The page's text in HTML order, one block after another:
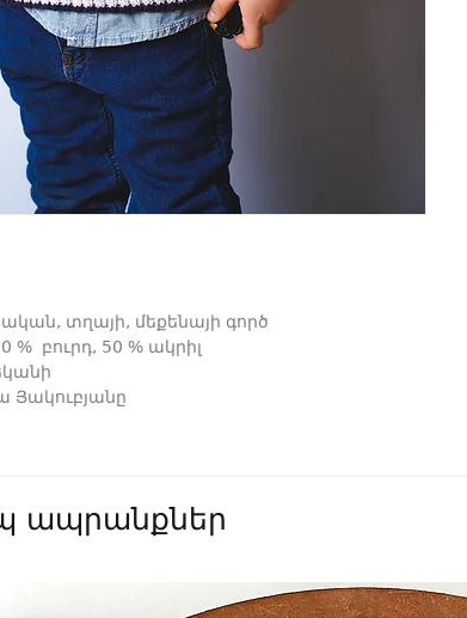
տղայի, մեքենայի գործ
% բուրդ, 50 % ակրիլ
Յակուբյանը
ապրանքներ